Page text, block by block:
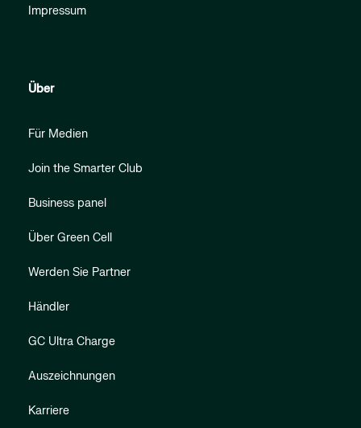
Impressum
Über
Für Medien
Join the Smarter Club
Business panel
Über Green Cell
Werden Sie Partner
Händler
GC Ultra Charge
Auszeichnungen
Karriere